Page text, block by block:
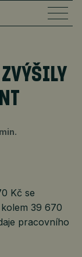
Kč se
39 670
pracovního